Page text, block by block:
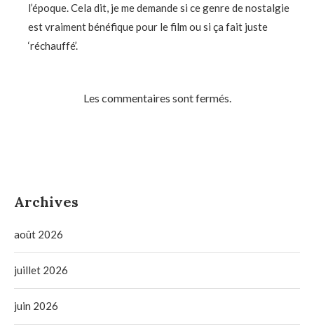
l’époque. Cela dit, je me demande si ce genre de nostalgie
est vraiment bénéfique pour le film ou si ça fait juste
‘réchauffé’.
Les commentaires sont fermés.
Archives
août 2026
juillet 2026
juin 2026